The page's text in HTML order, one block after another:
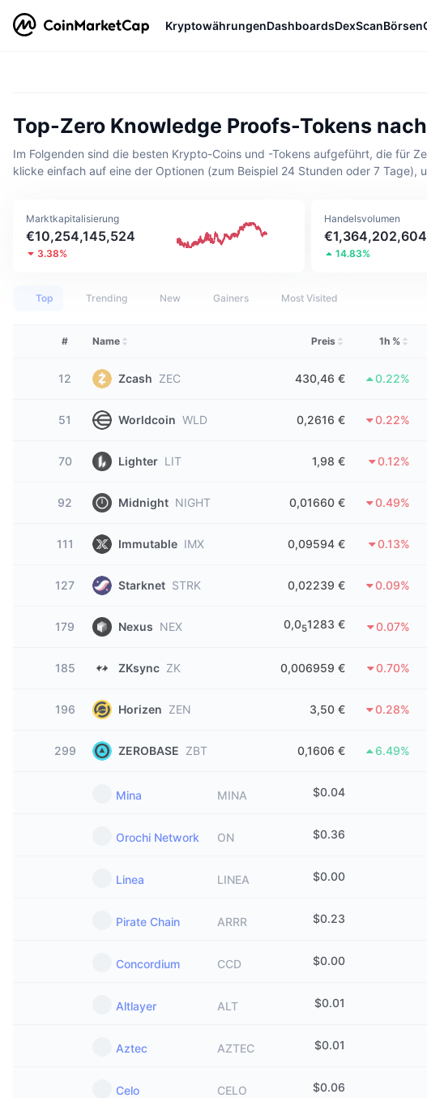
KryptowährungenDashboardsDexScanBörsen
Top-Zero Knowledge Proofs-Tokens
Im Folgenden sind die besten Krypto-Coins und -Tokens aufgeführt, die für
klicke einfach auf eine der Optionen (zum Beispiel 24 Stunden oder 7 Tage),
Marktkapitalisierung
€10,254,145,524
3.38%
Handelsvolumen
€1,364,202,604
14.83%
Top Trending New Gainers Most Visited
# Name Preis 1h %
12 Zcash ZEC 430,46 € 0.22%
51 Worldcoin WLD 0,2616 € 0.22%
70 Lighter LIT 1,98 € 0.12%
92 Midnight NIGHT 0,01660 € 0.49%
111 Immutable IMX 0,09594 € 0.13%
127 Starknet STRK 0,02239 € 0.09%
179 Nexus NEX 0,051283 € 0.07%
185 ZKsync ZK 0,006959 € 0.70%
196 Horizen ZEN 3,50 € 0.28%
299 ZEROBASE ZBT 0,1606 € 6.49%
Mina MINA $0.04
Orochi Network ON $0.36
Linea LINEA $0.00
Pirate Chain ARRR $0.23
Concordium CCD $0.00
Altlayer ALT $0.01
Aztec AZTEC $0.01
Celo CELO $0.06